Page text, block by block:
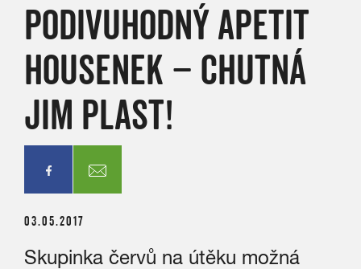
PODIVUHODNÝ APETIT
HOUSENEK – CHUTNÁ
JIM PLAST!
03.05.2017
Skupinka červů na útěku možná